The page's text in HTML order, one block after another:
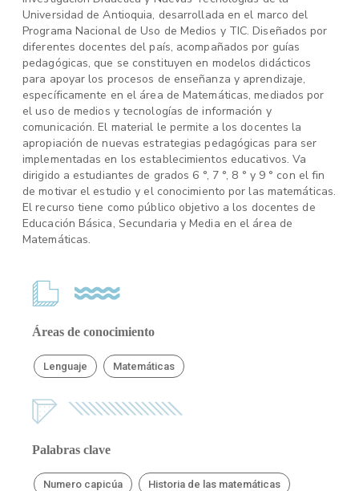
Universidad de Antioquia, desarrollada en el marco del
Programa Nacional de Uso de Medios y TIC. Diseñados por
diferentes docentes del país, acompañados por guías
pedagógicas, que se constituyen en modelos didácticos
para apoyar los procesos de enseñanza y aprendizaje,
específicamente en el área de Matemáticas, mediados por
el uso de medios y tecnologías de información y
comunicación. El material le permite a los docentes la
apropiación de nuevas estrategias pedagógicas para ser
implementadas en los establecimientos educativos. Va
dirigido a estudiantes de grados 6 °, 7 °, 8 ° y 9 ° con el fin
de motivar el estudio y el conocimiento por las matemáticas.
El recurso tiene como público objetivo a los docentes de
Educación Básica, Secundaria y Media en el área de
Matemáticas.
Áreas de conocimiento
Lenguaje Matemáticas
Palabras clave
Numero capicúa Historia de las matemáticas